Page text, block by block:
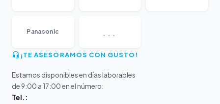
Panasonic ...
¡TE ASESORAMOS CON GUSTO!
Estamos disponibles en días laborables
de 9:00 a 17:00 en el número:
Tel.: